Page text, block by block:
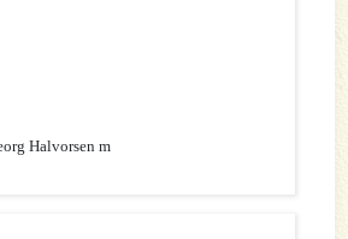
Halvorsen m